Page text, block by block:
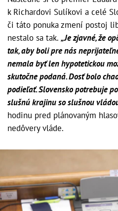
k Richardovi Sulíkovi a celé
či táto ponuka zmení postoj
nestalo sa tak. „Je zjavné, že
tak, aby boli pre nás
nemala byť len hypotetickou
skutočne podaná. Dosť bolo
podieľať. Slovensko potrebuje
slušnú krajinu so slušnou
hodinu pred plánovaným
nedôvery vláde.